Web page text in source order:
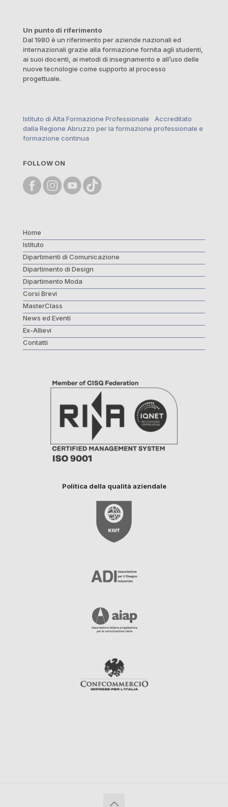
Un punto di riferimento
Dal 1980 è un riferimento per aziende nazionali ed
internazionali grazie alla formazione fornita agli studenti,
ai suoi docenti, ai metodi di insegnamento e all’uso delle
nuove tecnologie come supporto al processo
progettuale.
Istituto di Alta Formazione Professionale Accreditato
dalla Regione Abruzzo per la formazione professionale e
formazione continua
FOLLOW ON
Home
Istituto
Dipartimenti di Comunicazione
Dipartimento di Design
Dipartimento Moda
Corsi Brevi
MasterClass
News ed Eventi
Ex-Allievi
Contatti
Politica della qualità aziendale